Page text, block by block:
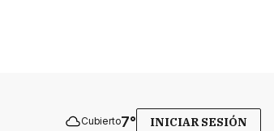
Cubierto7° INICIAR SESIÓN